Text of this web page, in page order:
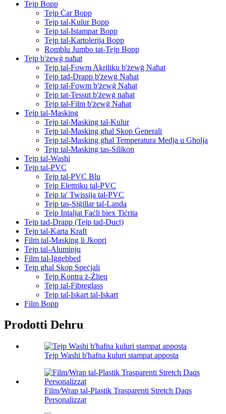
Tejp Bopp
Tejp Ċar Bopp
Tejp tal-Kulur Bopp
Tejp tal-Istampar Bopp
Tejp tal-Kartolerija Bopp
Romblu Jumbo tat-Tejp Bopp
Tejp b'żewġ naħat
Tejp tal-Fowm Akriliku b'żewġ Naħat
Tejp tad-Drapp b'żewġ Naħat
Tejp tal-Fowm b'żewġ Naħat
Tejp tat-Tessut b'żewġ naħat
Tejp tal-Film b'żewġ Naħat
Tejp tal-Masking
Tejp tal-Masking tal-Kulur
Tejp tal-Masking għal Skop Ġenerali
Tejp tal-Masking għal Temperatura Medja u Għolja
Tejp tal-Masking tas-Silikon
Tejp tal-Washi
Tejp tal-PVC
Tejp tal-PVC Blu
Tejp Elettriku tal-PVC
Tejp ta' Twissija tal-PVC
Tejp tas-Siġillar tal-Landa
Tejp Intaljat Faċli biex Tiċrita
Tejp tad-Drapp (Tejp tad-Duct)
Tejp tal-Karta Kraft
Film tal-Masking li Jkopri
Tejp tal-Aluminju
Film tal-Iġġebbed
Tejp għal Skop Speċjali
Tejp Kontra ż-Żlieq
Tejp tal-Fibreglass
Tejp tal-Iskart tal-Iskart
Film Bopp
Prodotti Dehru
Tejp Washi b'ħafna kuluri stampat apposta
Film/Wrap tal-Plastik Trasparenti Stretch Daqs
Personalizzat